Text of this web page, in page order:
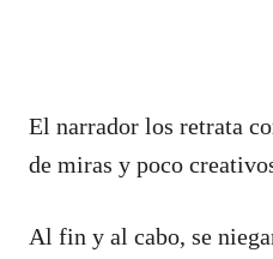
El narrador los retrata
de miras y poco
Al fin y al cabo, se